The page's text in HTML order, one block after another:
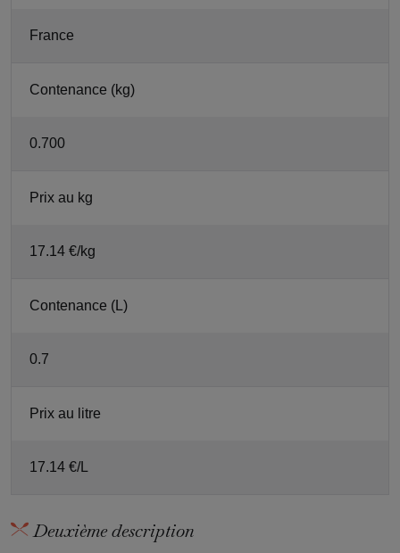
France
Contenance (kg)
0.700
Prix au kg
17.14 €/kg
Contenance (L)
0.7
Prix au litre
17.14 €/L
Deuxième description